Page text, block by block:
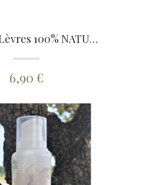
Baume à Lèvres 100% NATUREL
6,90 €